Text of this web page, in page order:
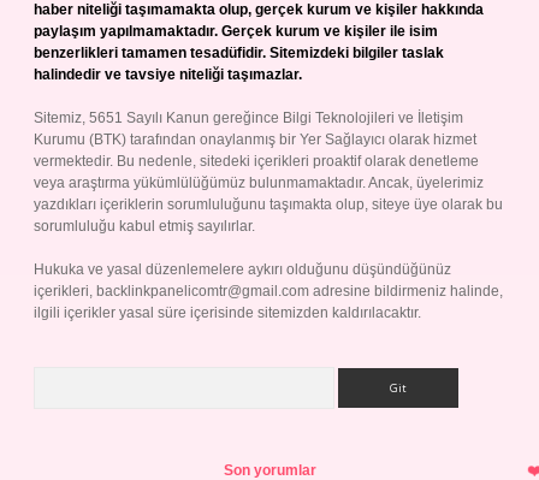
haber niteliği taşımamakta olup, gerçek kurum ve kişiler hakkında
paylaşım yapılmamaktadır. Gerçek kurum ve kişiler ile isim
benzerlikleri tamamen tesadüfidir. Sitemizdeki bilgiler taslak
halindedir ve tavsiye niteliği taşımazlar.
Sitemiz, 5651 Sayılı Kanun gereğince Bilgi Teknolojileri ve İletişim
Kurumu (BTK) tarafından onaylanmış bir Yer Sağlayıcı olarak hizmet
vermektedir. Bu nedenle, sitedeki içerikleri proaktif olarak denetleme
veya araştırma yükümlülüğümüz bulunmamaktadır. Ancak, üyelerimiz
yazdıkları içeriklerin sorumluluğunu taşımakta olup, siteye üye olarak bu
sorumluluğu kabul etmiş sayılırlar.
Hukuka ve yasal düzenlemelere aykırı olduğunu düşündüğünüz
içerikleri, backlinkpanelicomtr@gmail.com adresine bildirmeniz halinde,
ilgili içerikler yasal süre içerisinde sitemizden kaldırılacaktır.
Son yorumlar